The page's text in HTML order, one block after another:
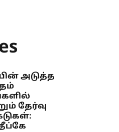
அடுத்த
தேர்வு